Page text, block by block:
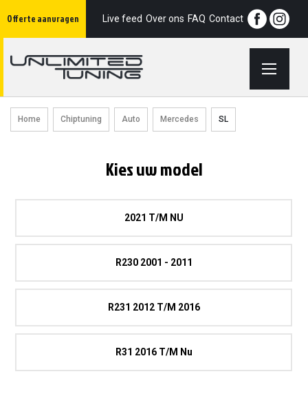
Offerte aanvragen
naarLive feed Over ons FAQ Contact
Home Chiptuning Auto Mercedes SL
Kies uw model
2021 T/M NU
R230 2001 - 2011
R231 2012 T/m 2016
R31 2016 T/M Nu